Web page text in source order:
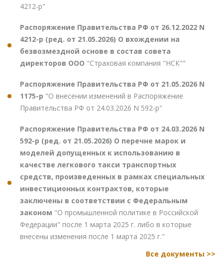
4212-р"
Распоряжение Правительства РФ от 26.12.2022 N
4212-р (ред. от 21.05.2026) О вхождении на
безвозмездной основе в состав совета
директоров ООО "Страховая компания "НСК""
Распоряжение Правительства РФ от 21.05.2026 N
1175-р "О внесении изменений в Распоряжение
Правительства РФ от 24.03.2026 N 592-р"
Распоряжение Правительства РФ от 24.03.2026 N
592-р (ред. от 21.05.2026) О перечне марок и
моделей допущенных к использованию в
качестве легкового такси транспортных
средств, произведенных в рамках специальных
инвестиционных контрактов, которые
заключены в соответствии с Федеральным
законом "О промышленной политике в Российской
Федерации" после 1 марта 2025 г. либо в которые
внесены изменения после 1 марта 2025 г."
Все документы >>